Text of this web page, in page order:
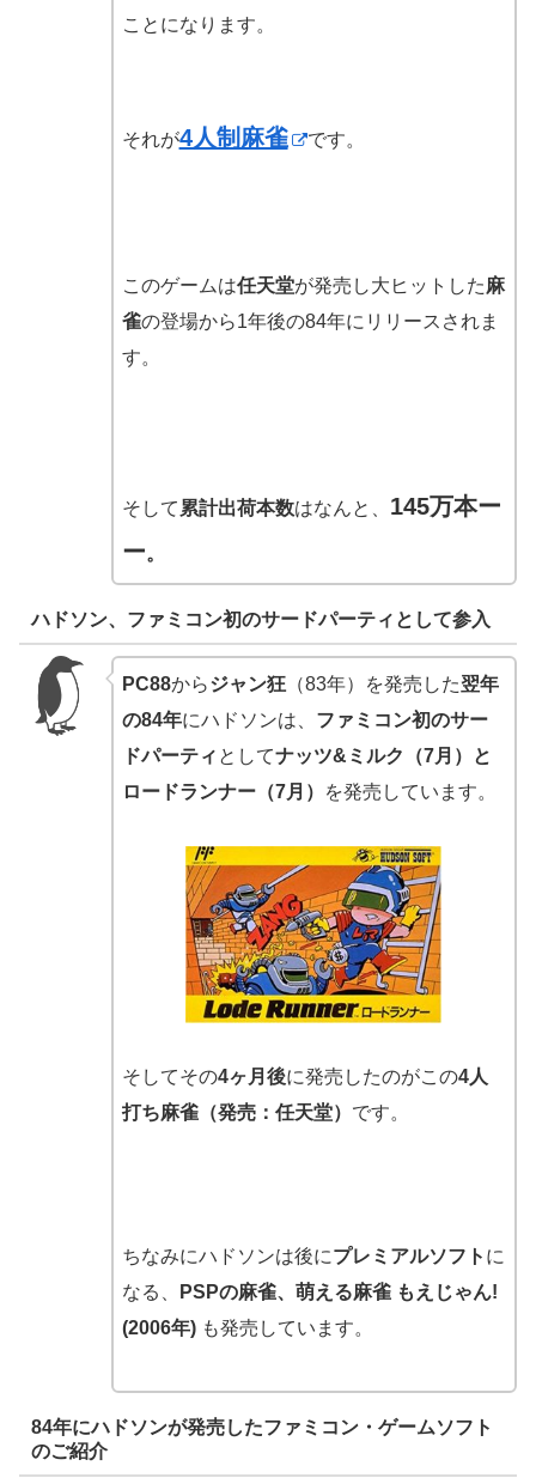
ことになります。
それが4人制麻雀 です。
このゲームは任天堂が発売し大ヒットした麻
雀の登場から1年後の84年にリリースされま
す。
そして 累計出荷本数はなんと、 145万本ー
ー。
ハドソン、ファミコン初のサードパーティとして参入
PC88からジャン狂（83年）を発売した翌年
の84年にハドソンは、 ファミコン初のサー
ドパーティ としてナッツ&ミルク（7月）と
ロードランナー（7月）
を発売しています。
そしてその4ヶ月後に発売したのがこの4人
打ち麻雀（発売：任天堂） です。
ちなみにハドソンは後にプレミアルソフト に
なる、
PSPの麻雀、萌える麻雀 もえじゃん!
(2006年)も発売しています。
84年にハドソンが発売したファミコン・ゲームソフト
のご紹介